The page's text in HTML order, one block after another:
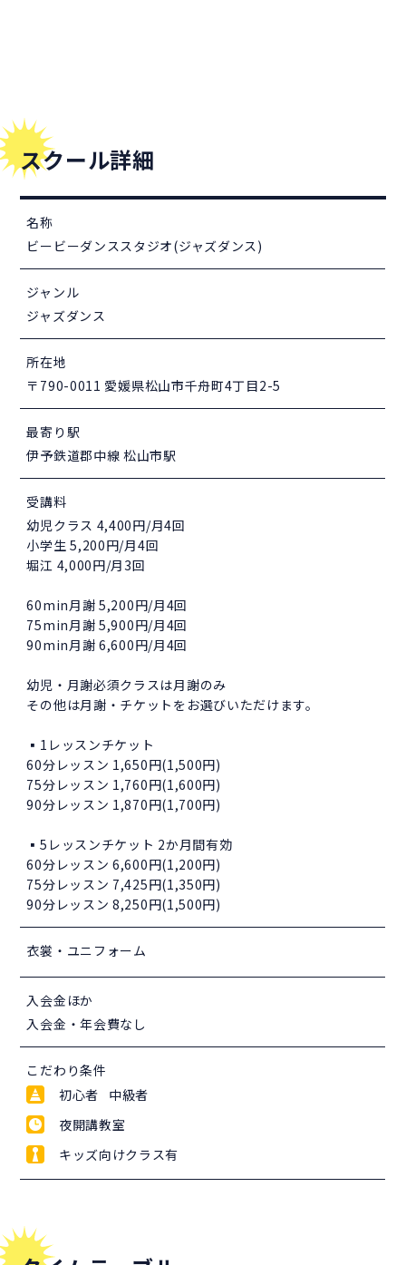
スクール詳細
名称
ビービーダンススタジオ(ジャズダンス)
ジャンル
ジャズダンス
所在地
〒790-0011 愛媛県松山市千舟町4丁目2-5
最寄り駅
伊予鉄道郡中線 松山市駅
受講料
幼児クラス 4,400円/月4回
小学生 5,200円/月4回
堀江 4,000円/月3回
60min月謝 5,200円/月4回
75min月謝 5,900円/月4回
90min月謝 6,600円/月4回
幼児・月謝必須クラスは月謝のみ
その他は月謝・チケットをお選びいただけます。
▪️1レッスンチケット
60分レッスン 1,650円(1,500円)
75分レッスン 1,760円(1,600円)
90分レッスン 1,870円(1,700円)
▪️5レッスンチケット 2か月間有効
60分レッスン 6,600円(1,200円)
75分レッスン 7,425円(1,350円)
90分レッスン 8,250円(1,500円)
衣裳・ユニフォーム
入会金ほか
入会金・年会費なし
こだわり条件
初心者 中級者
夜開講教室
キッズ向けクラス有